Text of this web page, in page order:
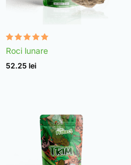
Evaluat la
4.95
din 5
Roci lunare
52.25 lei